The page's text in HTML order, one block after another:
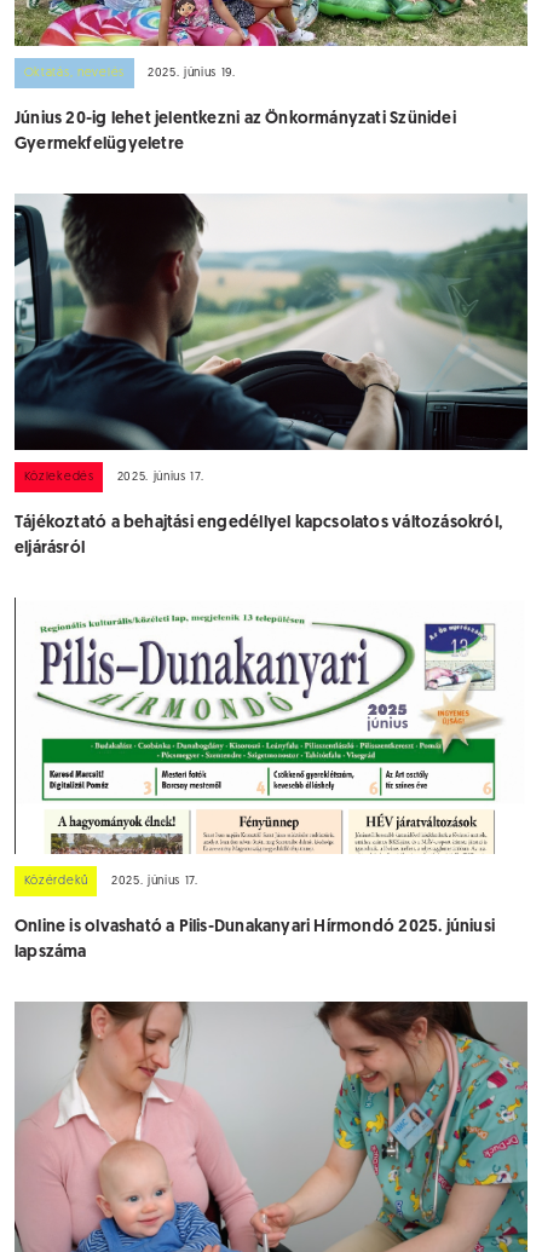
Oktatás, nevelés 2025. június 19.
Június 20-ig lehet jelentkezni az Önkormányzati Szünidei
Gyermekfelügyeletre
Közlekedés 2025. június 17.
Tájékoztató a behajtási engedéllyel kapcsolatos változásokról,
eljárásról
Közérdekű 2025. június 17.
Online is olvasható a Pilis-Dunakanyari Hírmondó 2025. júniusi
lapszáma